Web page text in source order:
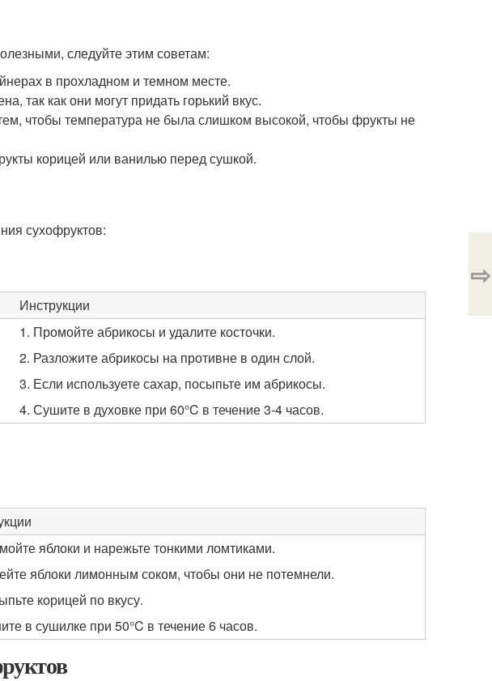
следуйте этим советам:
в прохладном и темном месте.
так как они могут придать горький вкус.
чтобы температура не была слишком высокой, чтобы фрукты не
корицей или ванилью перед сушкой.
сухофруктов:
Инструкции
1. Промойте абрикосы и удалите косточки.
2. Разложите абрикосы на противне в один слой.
3. Если используете сахар, посыпьте им абрикосы.
4. Сушите в духовке при 60°C в течение 3-4 часов.
яблоки и нарежьте тонкими ломтиками.
яблоки лимонным соком, чтобы они не потемнели.
корицей по вкусу.
в сушилке при 50°C в течение 6 часов.
⇨